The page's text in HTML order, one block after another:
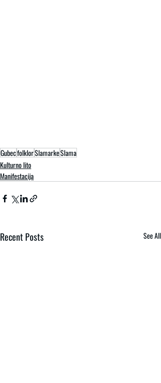
GubecfolklorSlamarkeSlama
Kulturno lito
Manifestacija
Recent Posts See All